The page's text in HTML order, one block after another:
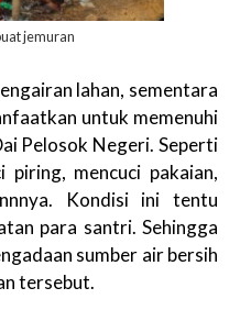
jemuran
lahan, sementara
untuk memenuhi
Pelosok Negeri. Seperti
piring, mencuci pakaian,
Kondisi ini tentu
para santri. Sehingga
sumber air bersih
tersebut.